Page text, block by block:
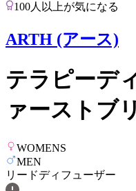
100人以上が気になる
ARTH (アース)
テラピーデ
ァーストブ
WOMENS
MEN
リードディフューザー